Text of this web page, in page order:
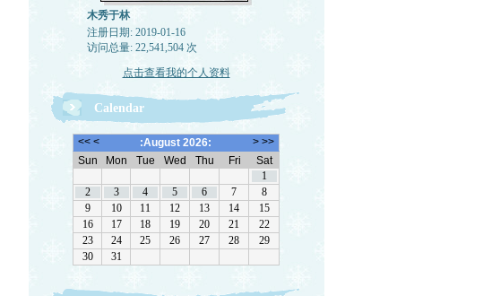
木秀于林
注册日期: 2019-01-16
访问总量: 22,541,504 次
点击查看我的个人资料
Calendar